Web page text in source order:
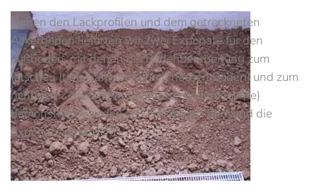
Neben den Lackprofilen und dem getrockneten
Ackerboden lieferten wir zwei Exponate für den
Fußboden, mit denen die Bodenbearbeitung zum
falschen (tiefe Fahrspur durch nassen Boden) und zum
richtigen Zeitpunkt (angepasste Bodenfeuchte)
demonstriert werden soll (im oberen Bild sind die
Exponate getauscht).